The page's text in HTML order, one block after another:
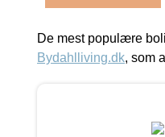
De mest populære
Bydahlliving.dk, som